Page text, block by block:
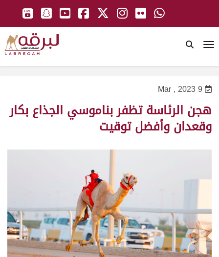
9 Mar , 2023
هجن الرئاسة تظفر بناموسي الجذاع بكار
وقعدان وأفضل توقيت